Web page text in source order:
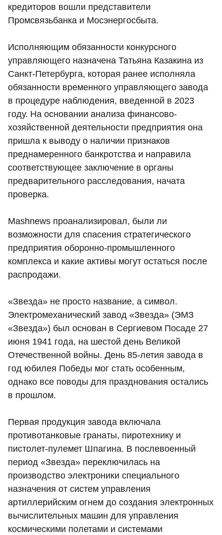
кредиторов вошли представители
Промсвязьбанка и Мосэнергосбыта.
Исполняющим обязанности конкурсного
управляющего назначена Татьяна Казакина из
Санкт-Петербурга, которая ранее исполняла
обязанности временного управляющего завода
в процедуре наблюдения, введенной в 2023
году. На основании анализа финансово-
хозяйственной деятельности предприятия она
пришла к выводу о наличии признаков
преднамеренного банкротства и направила
соответствующее заключение в органы
предварительного расследования, начата
проверка.
Mashnews проанализировал, были ли
возможности для спасения стратегического
предприятия оборонно-промышленного
комплекса и какие активы могут остаться после
распродажи.
«Звезда» не просто название, а символ.
Электромеханический завод «Звезда» (ЭМЗ
«Звезда») был основан в Сергиевом Посаде 27
июня 1941 года, на шестой день Великой
Отечественной войны. День 85-летия завода в
год юбилея Победы мог стать особенным,
однако все поводы для празднования остались
в прошлом.
Первая продукция завода включала
противотанковые гранаты, пиротехнику и
пистолет-пулемет Шпагина. В послевоенный
период «Звезда» переключилась на
производство электроники специального
назначения от систем управления
артиллерийским огнем до создания электронных
вычислительных машин для управления
космическими полетами и системами